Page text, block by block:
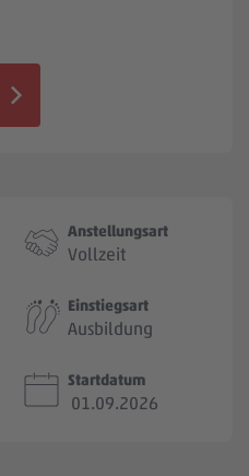
Anstellungsart
Vollzeit
Einstiegsart
Ausbildung
Startdatum
01.09.2026